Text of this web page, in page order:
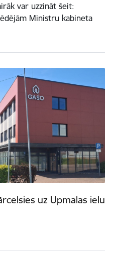
var uzzināt šeit:
Ministru kabineta
uz Upmalas ielu